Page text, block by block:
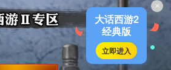
×
大话西游2
经典版
立即进入